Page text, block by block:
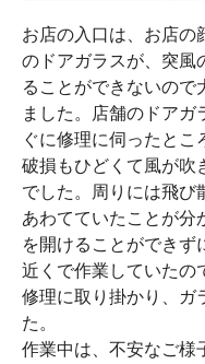
お店の入口は、お店の
のドアガラスが、突風
ることができないので
ました。店舗のドアガ
ぐに修理に伺ったとこ
破損もひどくて風が吹
でした。周りには飛び
あわてていたことが分
を開けることができず
近くで作業していたの
修理に取り掛かり、ガ
た。
作業中は、不安なご様